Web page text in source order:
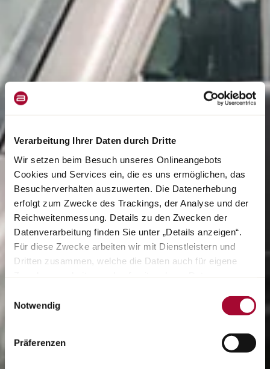
Verarbeitung Ihrer Daten durch Dritte
Wir setzen beim Besuch unseres Onlineangebots
Cookies und Services ein, die es uns ermöglichen, das
Besucherverhalten auszuwerten. Die Datenerhebung
erfolgt zum Zwecke des Trackings, der Analyse und der
Reichweitenmessung. Details zu den Zwecken der
Datenverarbeitung finden Sie unter „Details anzeigen“.
Für diese Zwecke arbeiten wir mit Dienstleistern und
Dritten zusammen, welche die Daten auch für eigene
„Cookies und Services zulassen“ oder durch Auswählen
einzelner Cookies und Services in der Detailansicht
geben Sie Ihre Einwilligung zur Verarbeitung Ihrer Daten
zu den jeweiligen Zwecken. Sie ist freiwillig, für die
Notwendig
Präferenzen